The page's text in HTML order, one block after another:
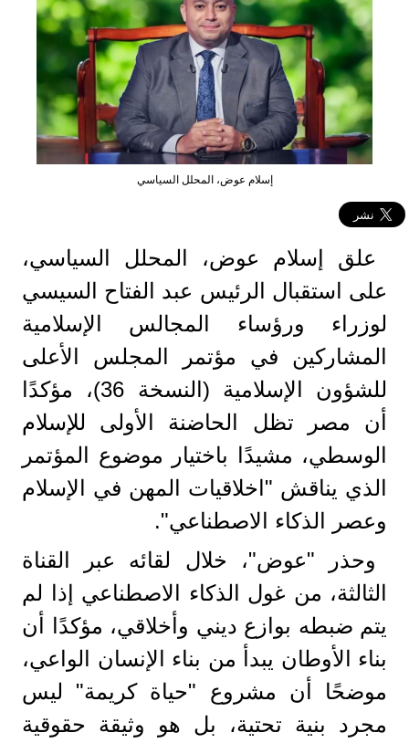
إسلام عوض، المحلل السياسي
علق إسلام عوض، المحلل السياسي،
على استقبال الرئيس عبد الفتاح السيسي
لوزراء ورؤساء المجالس الإسلامية
المشاركين في مؤتمر المجلس الأعلى
للشؤون الإسلامية (النسخة 36)، مؤكدًا
أن مصر تظل الحاضنة الأولى للإسلام
الوسطي، مشيدًا باختيار موضوع المؤتمر
الذي يناقش "اخلاقيات المهن في الإسلام
وعصر الذكاء الاصطناعي".
وحذر "عوض"، خلال لقائه عبر القناة
الثالثة، من غول الذكاء الاصطناعي إذا لم
يتم ضبطه بوازع ديني وأخلاقي، مؤكدًا أن
بناء الأوطان يبدأ من بناء الإنسان الواعي،
موضحًا أن مشروع "حياة كريمة" ليس
مجرد بنية تحتية، بل هو وثيقة حقوقية